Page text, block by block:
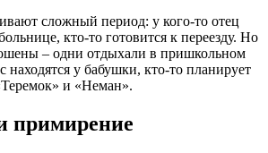
сложный период: у кого-то отец
кто-то готовится к переезду. Но
– одни отдыхали в пришкольном
находятся у бабушки, кто-то планирует
и «Неман».
примирение